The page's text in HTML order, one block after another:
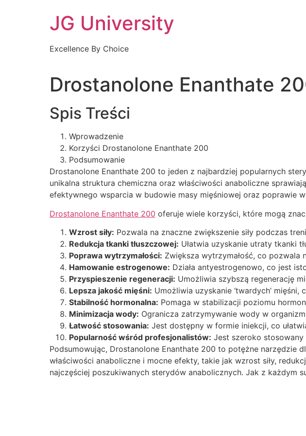
JG University
Excellence By Choice
Drostanolone Enanthate
Spis Treści
Wprowadzenie
Korzyści Drostanolone Enanthate 200
Podsumowanie
Drostanolone Enanthate 200 to jeden z najbardziej popularnych
unikalna struktura chemiczna oraz właściwości anaboliczne
efektywnego wsparcia w budowie masy mięśniowej oraz poprawie
Drostanolone Enanthate 200 oferuje wiele korzyści, które mogą
Wzrost siły: Pozwala na znaczne zwiększenie siły podczas
Redukcja tkanki tłuszczowej: Ułatwia uzyskanie utraty tkanki
Poprawa wytrzymałości: Zwiększa wytrzymałość, co pozwala
Hamowanie estrogenowe: Działa antyestrogenowo, co jest
Przyspieszenie regeneracji: Umożliwia szybszą regenerację
Lepsza jakość mięśni: Umożliwia uzyskanie ‘twardych’
Stabilność hormonalna: Pomaga w stabilizacji poziomu
Minimizacja wody: Ogranicza zatrzymywanie wody w
Łatwość stosowania: Jest dostępny w formie iniekcji, co
Popularność wśród profesjonalistów: Jest szeroko
Podsumowując, Drostanolone Enanthate 200 to potężne
właściwości anaboliczne i mocne efekty, takie jak wzrost siły,
najczęściej poszukiwanych sterydów anabolicznych. Jak z każdym